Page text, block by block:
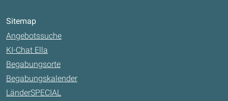
Sitemap
Angebotssuche
KI-Chat Ella
Begabungsorte
Begabungskalender
LänderSPECIAL